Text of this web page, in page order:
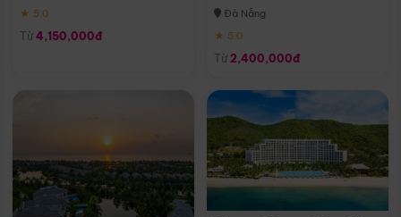
★ 5.0
Từ 4,150,000đ
Đà Nẵng
★ 5.0
Từ 2,400,000đ